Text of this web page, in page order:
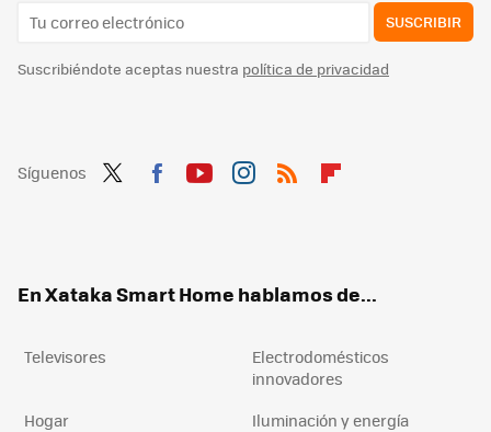
SUSCRIBIR
Suscribiéndote aceptas nuestra política de privacidad
Síguenos
En Xataka Smart Home hablamos de...
Televisores
Electrodomésticos
innovadores
Hogar
Iluminación y energía